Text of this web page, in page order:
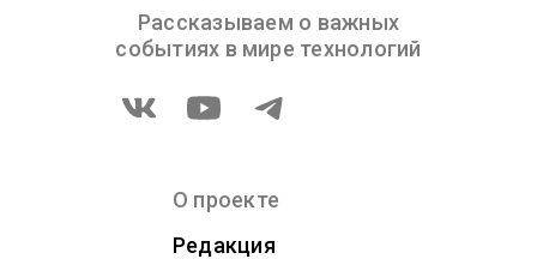
Рассказываем о важных
событиях в мире технологий
О проекте
Редакция